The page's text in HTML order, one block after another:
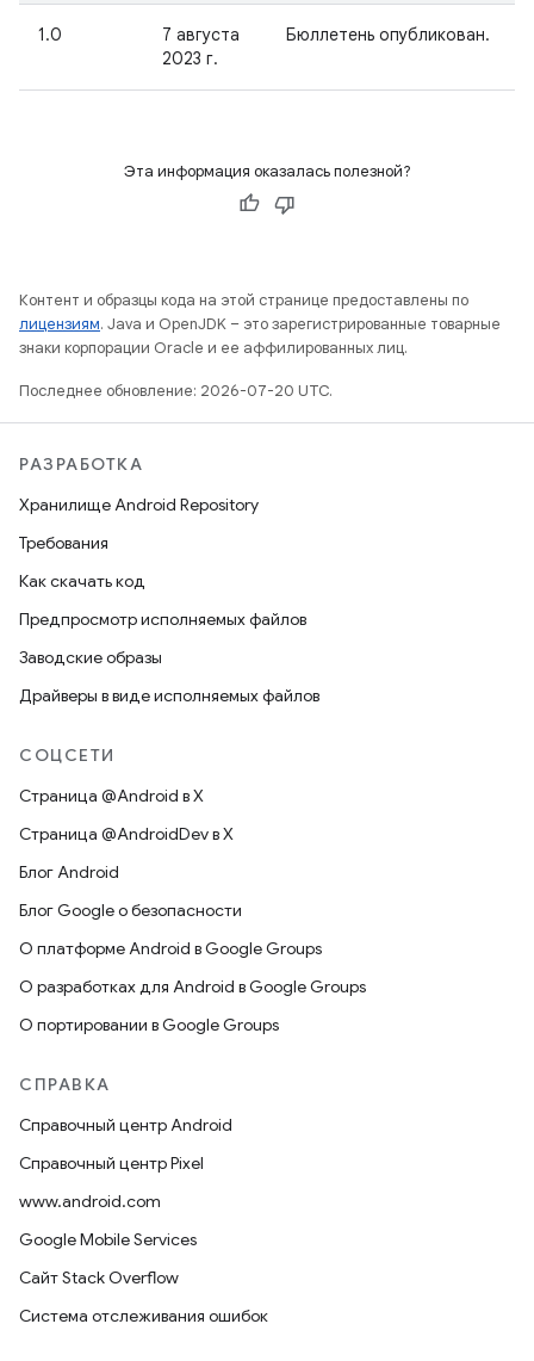
1.0
7 августа
2023 г.
Бюллетень опубликован.
Эта информация оказалась полезной?
Контент и образцы кода на этой странице предоставлены по
лицензиям. Java и OpenJDK – это зарегистрированные товарные
знаки корпорации Oracle и ее аффилированных лиц.
Последнее обновление: 2026-07-20 UTC.
РАЗРАБОТКА
Хранилище Android Repository
Требования
Как скачать код
Предпросмотр исполняемых файлов
Заводские образы
Драйверы в виде исполняемых файлов
СОЦСЕТИ
Страница @Android в X
Страница @AndroidDev в X
Блог Android
Блог Google о безопасности
О платформе Android в Google Groups
О разработках для Android в Google Groups
О портировании в Google Groups
СПРАВКА
Справочный центр Android
Справочный центр Pixel
www.android.com
Google Mobile Services
Сайт Stack Overflow
Система отслеживания ошибок